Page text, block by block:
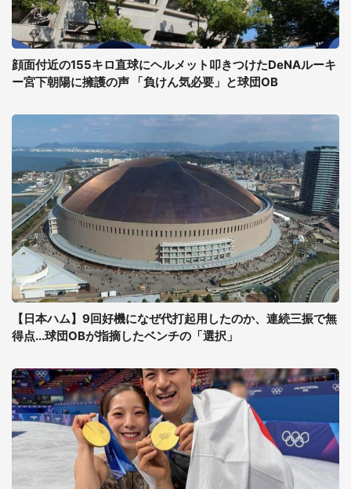
顔面付近の155キロ直球にヘルメット叩きつけたDeNAルーキ
ー宮下朝陽に擁護の声 「負けん気必要」と球団OB
【日本ハム】9回好機になぜ代打起用したのか、連続三振で無
得点...球団OBが指摘したベンチの「選択」